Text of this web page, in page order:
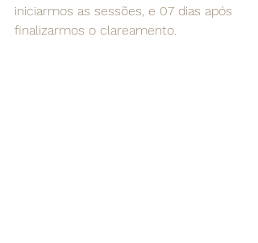
iniciarmos as sessões, e 07 dias após
finalizarmos o clareamento.